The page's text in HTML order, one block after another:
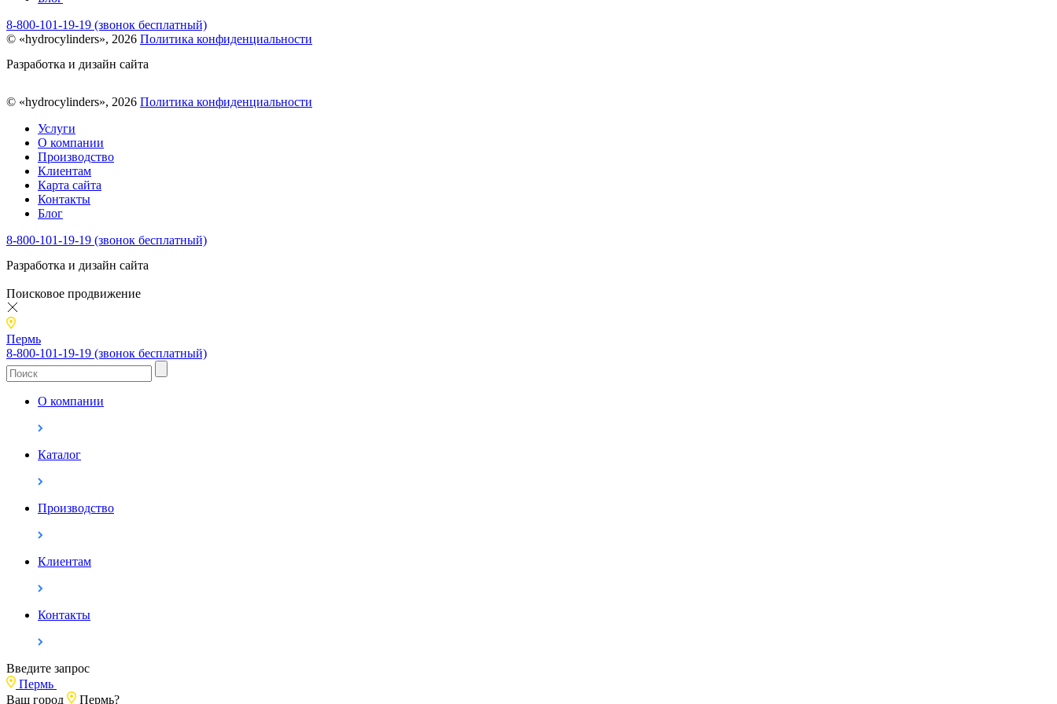
8-800-101-19-19 (звонок бесплатный)
© «hydrocylinders», 2026 Политика конфиденциальности
Разработка и дизайн сайта
© «hydrocylinders», 2026 Политика конфиденциальности
Услуги
О компании
Производство
Клиентам
Карта сайта
Контакты
Блог
8-800-101-19-19 (звонок бесплатный)
Разработка и дизайн сайта
Поисковое продвижение
Пермь
8-800-101-19-19 (звонок бесплатный)
О компании
Каталог
Производство
Клиентам
Контакты
Введите запрос
Пермь
Ваш город
Пермь?